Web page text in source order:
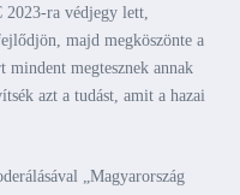
2023-ra védjegy lett,
majd megköszönte a
mindent megtesznek annak
azt a tudást, amit a hazai
„Magyarország